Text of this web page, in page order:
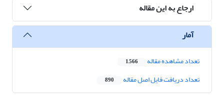
ارجاع به این مقاله
آمار
تعداد مشاهده مقاله 1,566
تعداد دریافت فایل اصل مقاله 890